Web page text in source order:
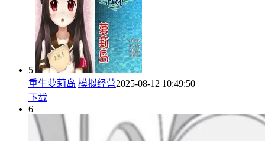
5
重生萝莉岛 模拟经营2025-08-12 10:49:50
下载
6